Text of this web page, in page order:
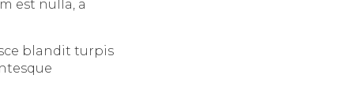
est nulla, a
blandit turpis